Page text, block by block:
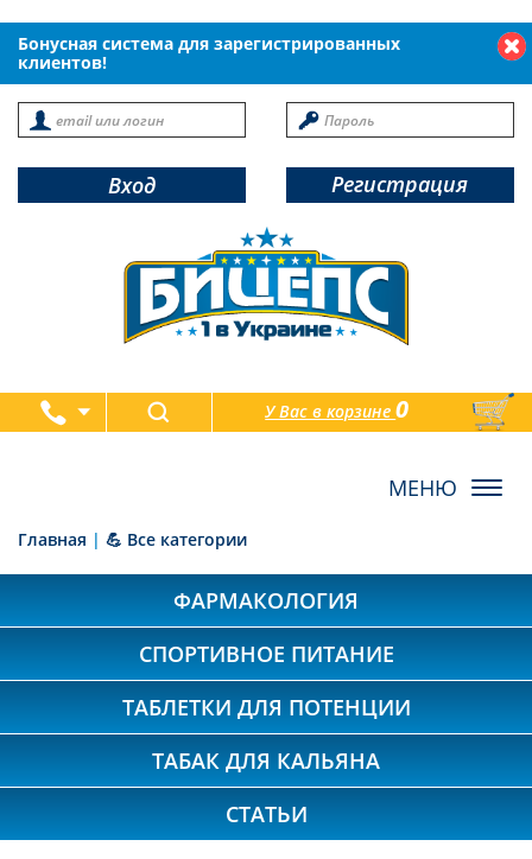
Бонусная система для зарегистрированных
клиентов!
Вход Регистрация
У Вас в корзине0
товаров
Главная | 💪 Все категории
ФАРМАКОЛОГИЯ
СПОРТИВНОЕ ПИТАНИЕ
ТАБЛЕТКИ ДЛЯ ПОТЕНЦИИ
ТАБАК ДЛЯ КАЛЬЯНА
СТАТЬИ